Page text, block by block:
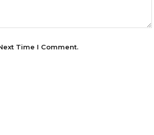
Time I Comment.